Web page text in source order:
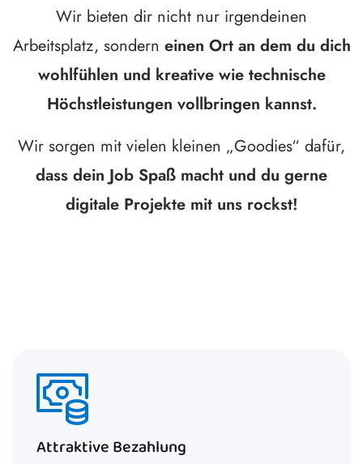
Wir bieten dir nicht nur irgendeinen
Arbeitsplatz, sondern einen Ort an dem du dich
wohlfühlen und kreative wie technische
Höchstleistungen vollbringen kannst.
Wir sorgen mit vielen kleinen „Goodies“ dafür,
dass dein Job Spaß macht und du gerne
digitale Projekte mit uns rockst!
Attraktive Bezahlung